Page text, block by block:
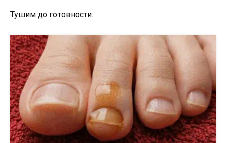
Тушим до готовности.